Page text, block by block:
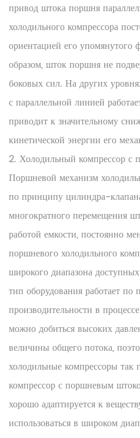
привод штока поршня
холодильного компрессора
ориентацией его
образом, шток поршня не
боковых сил. На других
с параллельной линией
приводит к значительному
кинетической энергии его
2. Холодильный компрессор
Поршневой механизм
по принципу цилиндра-
многократного перемещения
работой емкости, постоянно
поршневого холодильного
широкого диапазона
тип оборудования работает
производительности в
можно добиться высоких
величины общего потока,
холодильные компрессоры
компрессор с поршневым
хорошо адаптируется к
использоваться в широком